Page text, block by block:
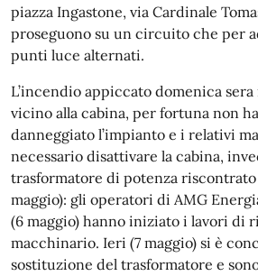
piazza Ingastone, via Cardinale
proseguono su un circuito che per
punti luce alternati.
L’incendio appiccato domenica
vicino alla cabina, per fortuna non
danneggiato l’impianto e i relativi
necessario disattivare la cabina,
trasformatore di potenza
maggio): gli operatori di AMG
(6 maggio) hanno iniziato i lavori di
macchinario. Ieri (7 maggio) si è
sostituzione del trasformatore e